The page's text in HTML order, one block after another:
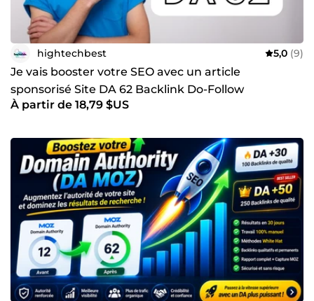
hightechbest 5,0 (9)
Je vais booster votre SEO avec un article
sponsorisé Site DA 62 Backlink Do-Follow
À partir de 18,79 $US